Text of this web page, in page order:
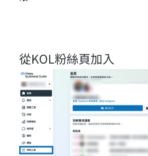
從KOL粉絲頁加入